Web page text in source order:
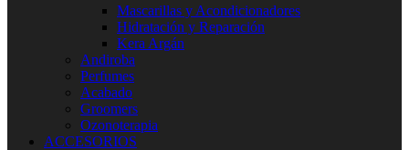
Mascarillas y Acondicionadores
Hidratación y Reparación
Kera Argán
Andiroba
Perfumes
Acabado
Groomers
Ozonoterapia
ACCESORIOS